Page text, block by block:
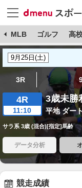
MLB ゴルフ 高
3R
4R
11:10
3歳未勝
平地 ダー
サラ系 3歳 (混合)[指定]馬齢
データ分析
競走成績